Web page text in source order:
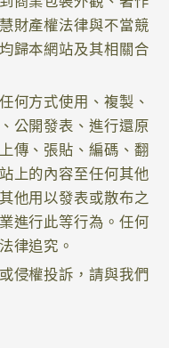
財產權法律與不當競
歸本網站及其相關合
何方式使用、複製、
公開發表、進行還原
傳、張貼、編碼、翻
上的內容至任何其他
他用以發表或散布之
進行此等行為。任何
律追究。
侵權投訴，請與我們